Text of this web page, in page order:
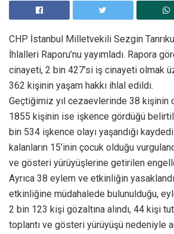
CHP İstanbul Milletvekili Sezgin
İhlalleri Raporu’nu yayımladı. Rapora
cinayeti, 2 bin 427’si iş cinayeti olmak
362 kişinin yaşam hakkı ihlal edildi.
Geçtiğimiz yıl cezaevlerinde 38 kişinin
1855 kişinin ise işkence gördüğü
bin 534 işkence olayı yaşandığı
kalanların 15’inin çocuk olduğu
ve gösteri yürüyüşlerine getirilen
Ayrıca 38 eylem ve etkinliğin
etkinliğine müdahalede bulunulduğu,
2 bin 123 kişi gözaltına alındı, 44 kişi
toplantı ve gösteri yürüyüşü nedeniyle